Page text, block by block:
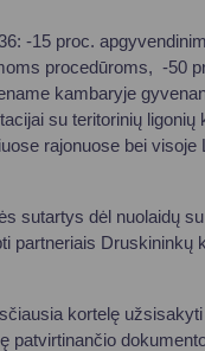
36: -15 proc.
procedūroms, -50
kambaryje
su teritorinių ligonių
rajonuose bei
sutartys dėl nuolaidų
partneriais
kortelę
patvirtinančio